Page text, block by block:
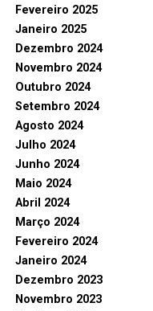
Fevereiro 2025
Janeiro 2025
Dezembro 2024
Novembro 2024
Outubro 2024
Setembro 2024
Agosto 2024
Julho 2024
Junho 2024
Maio 2024
Abril 2024
Março 2024
Fevereiro 2024
Janeiro 2024
Dezembro 2023
Novembro 2023